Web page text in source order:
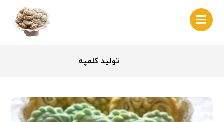
تولید کلمپه